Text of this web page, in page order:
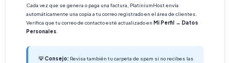
Cada vez que se genera o paga una factura, PlatiniumHost envía
automáticamente una copia a tu correo registrado en el área de clientes.
Verifica que tu correo de contacto esté actualizado en Mi Perfil → Datos
Personales
💡 Consejo: Revisa también tu carpeta de spam si no recibes las